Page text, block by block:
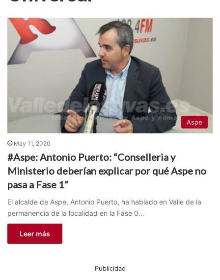
Aspe
May 11, 2020
#Aspe: Antonio Puerto: “Conselleria y
Ministerio deberían explicar por qué Aspe no
pasa a Fase 1”
El alcalde de Aspe, Antonio Puerto, ha hablado en Valle de la
permanencia de la localidad en la Fase 0…
Leer más
Publicidad